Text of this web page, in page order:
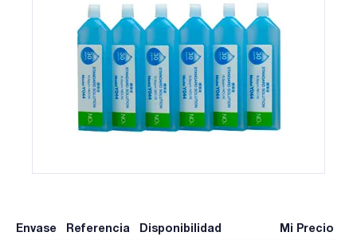
Envase Referencia Disponibilidad Mi Precio